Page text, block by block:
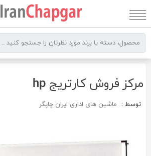
به
مرکز فروش کارتریج hp
توسط : ماشین های اداری ایران چاپگر